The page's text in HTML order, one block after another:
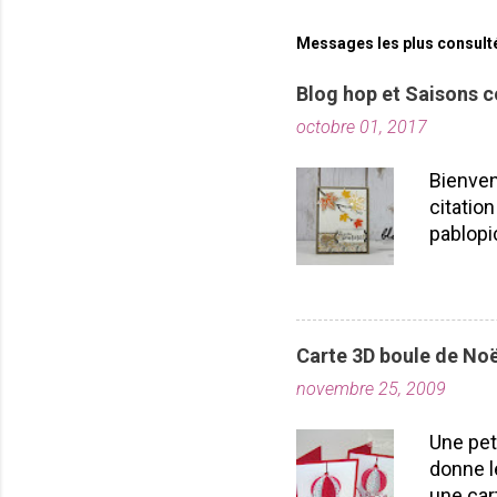
Messages les plus
Blog hop et Saisons
octobre 01, 2017
projets
Carte 3D boule de
novembre 25, 2009
Une
donne